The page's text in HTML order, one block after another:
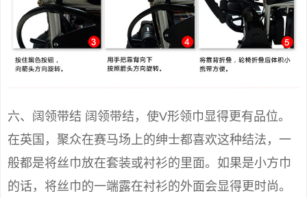
六、阔领带结 阔领带结，使V形领巾显得更有品位。
在英国，聚众在赛马场上的绅士都喜欢这种结法，一
般都是将丝巾放在套装或衬衫的里面。如果是小方巾
的话，将丝巾的一端露在衬衫的外面会显得更时尚。